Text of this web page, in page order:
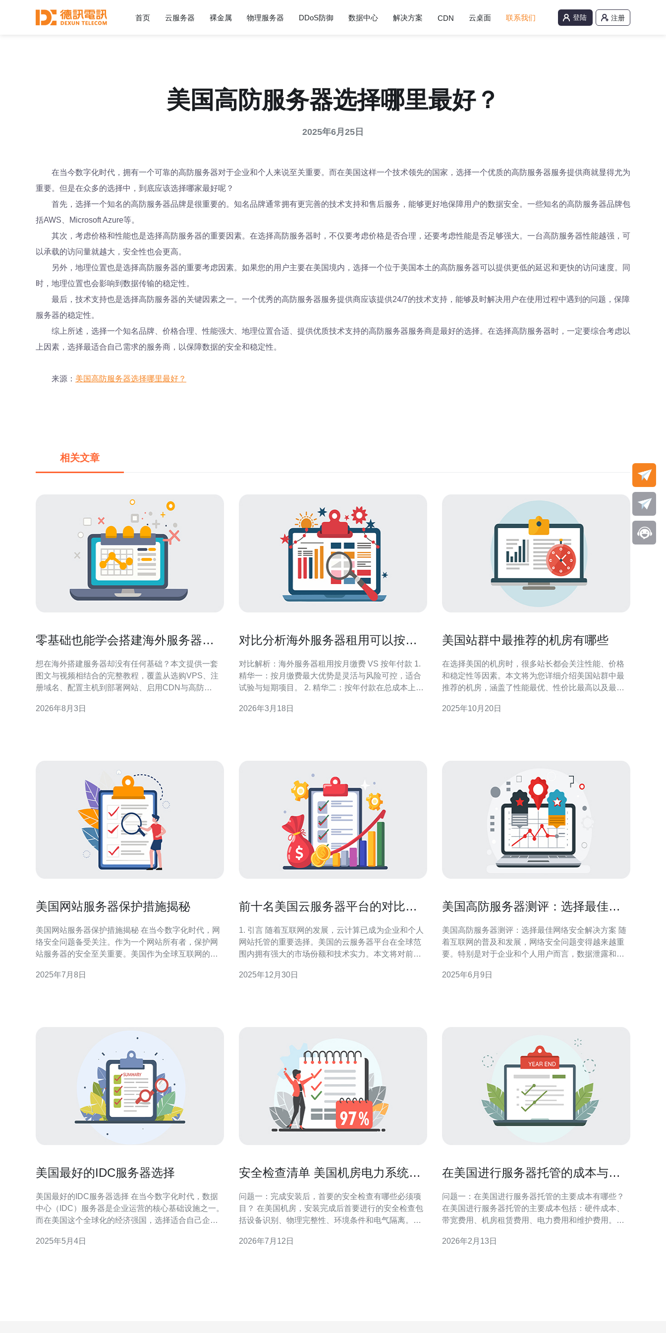
首页 云服务器 裸金属 物理服务器 DDoS防御 数据中心 解决方案 CDN 云桌面 联系我们 登陆 注册
美国高防服务器选择哪里最好？
2025年6月25日
在当今数字化时代，拥有一个可靠的高防服务器对于企业和个人来说至关重要。而在美国这样一个技术领先的国家，选择一个优质的高防服务器服务提供商就显得尤为
重要。但是在众多的选择中，到底应该选择哪家最好呢？
首先，选择一个知名的高防服务器品牌是很重要的。知名品牌通常拥有更完善的技术支持和售后服务，能够更好地保障用户的数据安全。一些知名的高防服务器品牌包
括AWS、Microsoft Azure等。
其次，考虑价格和性能也是选择高防服务器的重要因素。在选择高防服务器时，不仅要考虑价格是否合理，还要考虑性能是否足够强大。一台高防服务器性能越强，可
以承载的访问量就越大，安全性也会更高。
另外，地理位置也是选择高防服务器的重要考虑因素。如果您的用户主要在美国境内，选择一个位于美国本土的高防服务器可以提供更低的延迟和更快的访问速度。同
时，地理位置也会影响到数据传输的稳定性。
最后，技术支持也是选择高防服务器的关键因素之一。一个优秀的高防服务器服务提供商应该提供24/7的技术支持，能够及时解决用户在使用过程中遇到的问题，保障
服务器的稳定性。
综上所述，选择一个知名品牌、价格合理、性能强大、地理位置合适、提供优质技术支持的高防服务器服务商是最好的选择。在选择高防服务器时，一定要综合考虑以
上因素，选择最适合自己需求的服务商，以保障数据的安全和稳定性。
来源： 美国高防服务器选择哪里最好？
相关文章
零基础也能学会搭建海外服务器怎
想在海外搭建服务器却没有任何基础？本文提供一套
图文与视频相结合的完整教程，覆盖从选购VPS、注
册域名、配置主机到部署网站、启用CDN与高防
选择合适的海外VPS或主机。初学者建议选择带有一
2026年8月3日
对比分析海外服务器租用可以按月
对比解析：海外服务器租用按月缴费 VS 按年付款 1.
精华一：按月缴费最大优势是灵活与风险可控，适合
试验与短期项目。 2. 精华二：按年付款在总成本上通
三：最优策略通常是“试用期按月，稳定期按年”，并结
2026年3月18日
美国站群中最推荐的机房有哪些
在选择美国的机房时，很多站长都会关注性能、价格
和稳定性等因素。本文将为您详细介绍美国站群中最
推荐的机房，涵盖了性能最优、性价比最高以及最便
文都能为您提供合适的建议和解决方案。 一、性能最
2025年10月20日
美国网站服务器保护措施揭秘
美国网站服务器保护措施揭秘 在当今数字化时代，网
络安全问题备受关注。作为一个网站所有者，保护网
站服务器的安全至关重要。美国作为全球互联网的中
国网站服务器的保护措施，帮助您更好地保护自己的
2025年7月8日
前十名美国云服务器平台的对比与
1. 引言 随着互联网的发展，云计算已成为企业和个人
网站托管的重要选择。美国的云服务器平台在全球范
围内拥有强大的市场份额和技术实力。本文将对前十
2025年12月30日
美国高防服务器测评：选择最佳网
美国高防服务器测评：选择最佳网络安全解决方案 随
着互联网的普及和发展，网络安全问题变得越来越重
要。特别是对于企业和个人用户而言，数据泄露和黑
高防服务器提供商至关重要。 高防服务器是一种具有
2025年6月9日
美国最好的IDC服务器选择
美国最好的IDC服务器选择 在当今数字化时代，数据
中心（IDC）服务器是企业运营的核心基础设施之一。
而在美国这个全球化的经济强国，选择适合自己企业
上最好的IDC服务器选择，并帮助您做出明智的决策。
2025年5月4日
安全检查清单 美国机房电力系统安
问题一：完成安装后，首要的安全检查有哪些必须项
目？ 在美国机房，安装完成后首要进行的安全检查包
括设备识别、物理完整性、环境条件和电气隔离。先
(ATS)、配电柜和电缆桥架）与设计图一致，并清楚贴
2026年7月12日
在美国进行服务器托管的成本与效
问题一：在美国进行服务器托管的主要成本有哪些？
在美国进行服务器托管的主要成本包括：硬件成本、
带宽费用、机房租赁费用、电力费用和维护费用。硬
则根据流量和速度进行收费。机房租赁费用通常包括
2026年2月13日